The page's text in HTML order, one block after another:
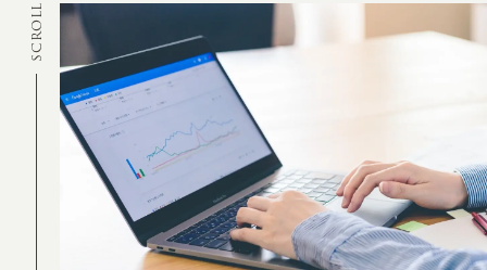
CREATION
MARKETING
SCROLL